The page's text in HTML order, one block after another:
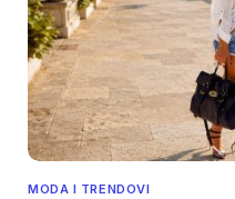
MODA I TRENDOVI